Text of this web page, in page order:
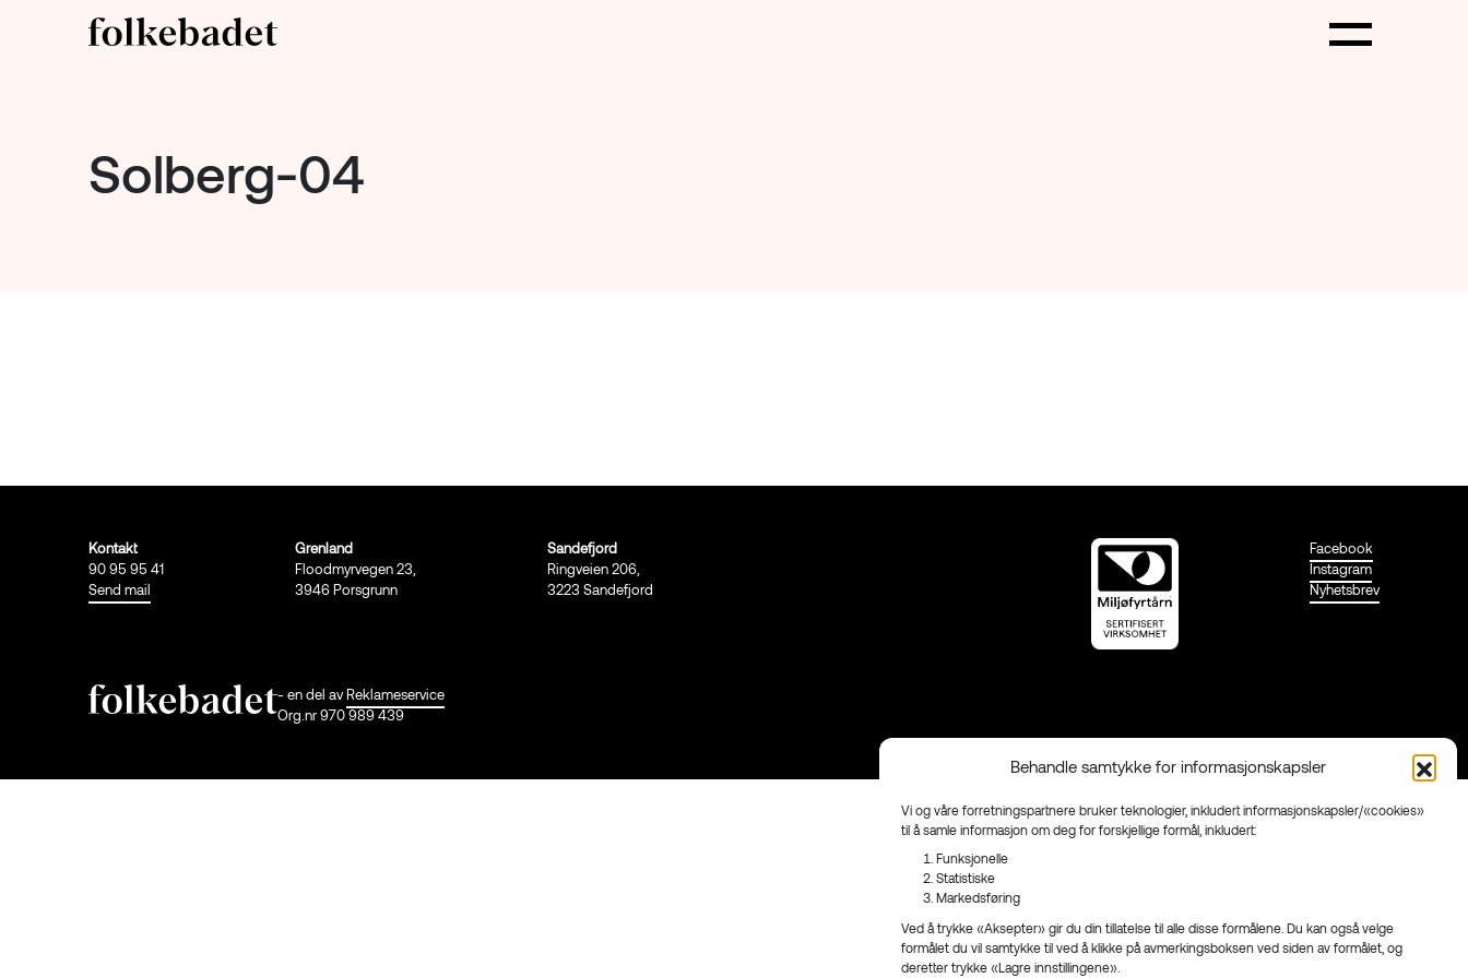
Behandle samtykke for informasjonskapsler
Vi og våre forretningspartnere bruker teknologier, inkludert informasjonskapsler/«cookies»
til å samle informasjon om deg for forskjellige formål, inkludert:
Funksjonelle
Statistiske
Markedsføring
Ved å trykke «Aksepter» gir du din tillatelse til alle disse formålene. Du kan også velge
formålet du vil samtykke til ved å klikke på avmerkingsboksen ved siden av formålet, og
deretter trykke «Lagre innstillingene».
Solberg-04
Kontakt
90 95 95 41
Send mail
Grenland
Floodmyrvegen 23,
3946 Porsgrunn
Sandefjord
Ringveien 206,
3223 Sandefjord
Facebook
Instagram
Nyhetsbrev
- en del avReklameservice
Org.nr 970 989 439